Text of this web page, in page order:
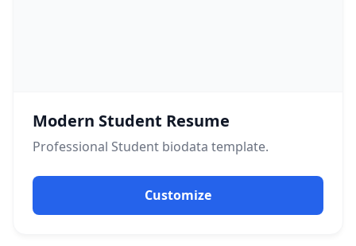
Modern Student Resume
Professional Student biodata template.
Customize